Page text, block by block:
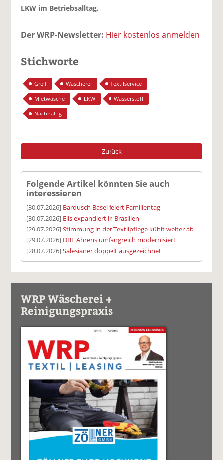
LKW im Betriebsalltag.
Der WRP-Newsletter: Hier kostenlos anmelden
Stichworte
Greif Wäscherei
Textilservice
Mietwäsche
LKW
Wasserstoff
Nachhaltig
Zurück
Folgende Artikel könnten Sie auch
interessieren
[30.07.2026] Bardusch Basel feiert Familientag
[30.07.2026] Elis expandiert in Brasilien
[29.07.2026]Stimmung in der Textilpflege kühlt weiter ab
[29.07.2026] DBL Ahrens umfangreich modernisiert
[28.07.2026]Salesianer doppelt ausgezeichnet
WRP Wäscherei +
Reinigungspraxis